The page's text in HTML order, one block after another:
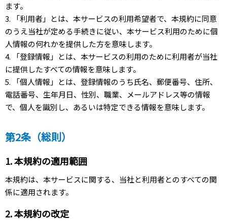
ます。
3. 「利用者」とは、本サービスの利用希望者で、本規約に同意
のうえ当社が定める手続きに従い、本サービス利用のために個
人情報の何れかを提供した方を意味します。
4. 「登録情報」とは、本サービスの利用のために利用者が当社
に提供したすべての情報を意味します。
5. 「個人情報」とは、登録情報のうち氏名、郵便番号、住所、
電話番号、生年月日、性別、職業、メールアドレス等の情報
で、個人を識別し、あるいは特定できる情報を意味します。
第2条（総則）
1. 本規約の適用範囲
本規約は、本サービスに関する、当社と利用者とのすべての関
係に適用されます。
2. 本規約の改定